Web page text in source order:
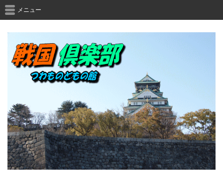
メニュー